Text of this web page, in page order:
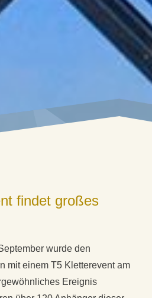
findet großes
wurde den
mit einem T5 Kletterevent am
Ereignis